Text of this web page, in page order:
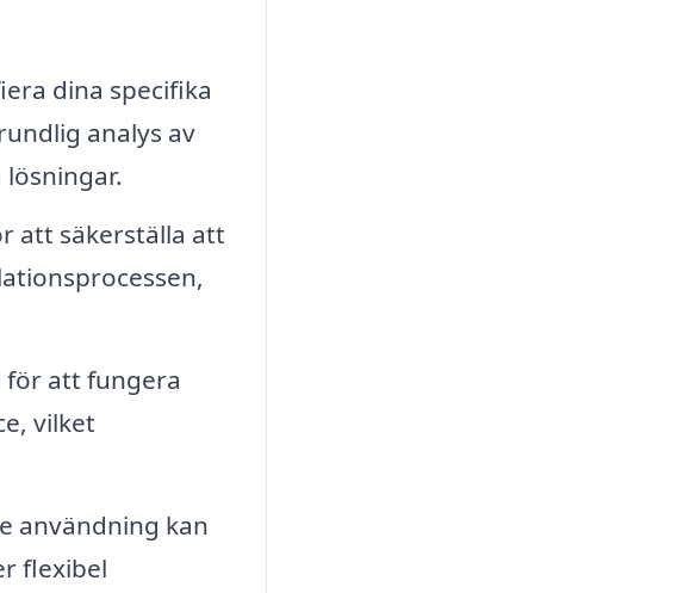
dina specifika
analys av
att säkerställa att
för att fungera
vilket
användning kan
flexibel